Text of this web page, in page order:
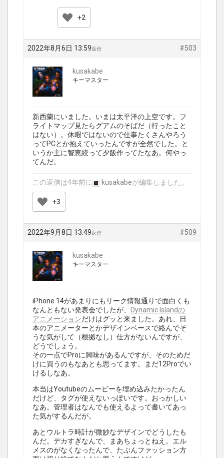
+2
2022年8月6日 13:59 #503
返信
kusakabe
キーマスター
新西蘭にいました。いまは太平洋の上空です。フ
ライトマップ見たらグアムのそばだ（行ったこと
はない）。休暇ではないので仕事たくさんやろう
ってPCとか抱えていったんですが全然でした。と
いうか主に智恵絞って夕飯作ってたなあ。何やっ
てんだ。
この返信は4年前に kusakabeが編集しました。
+3
2022年9月8日 13:49 #509
返信
kusakabe
キーマスター
iPhone 14があまりにもリーク情報通りで面白くも
なんともない発表会でしたが、
Dynamic Islandの
アニメーションだけはグッと来ました。あれ、日
本のアニメーターとかデザインベースで絡んでそ
うな気がして（根拠なし）仕方がないんですが、
どうでしょう。
その一点でProに興味があるんですが、そのためだ
けに買うのもなあとも思ってます。まだ12Proでい
けるしなあ。
本当はYoutubeのムービーを埋め込みたかったん
だけど、タグが使えないっぽいです。おっかしい
なあ。管理者はなんでも使えるよって書いてあっ
た気がするんだが。
あとウルトラ時計が微妙なデザインでどうしたも
んだ。デカすぎなんで、まあちょっとねえ。エル
メスのがなくなったんで、たぶんファッション方